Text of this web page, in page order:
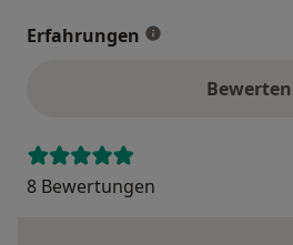
Erfahrungen
Bewerten
8 Bewertungen